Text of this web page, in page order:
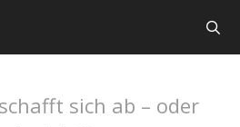
sich ab – oder